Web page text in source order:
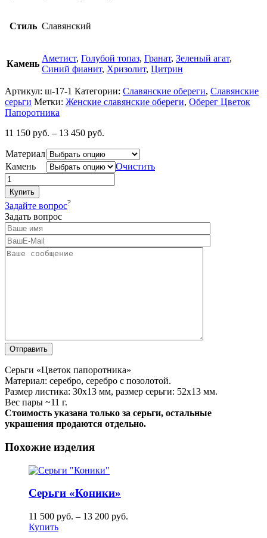
Стиль Славянский
Камень
Аметист, Голубой топаз, Гранат, Зеленый агат,
Синий фианит, Хризолит, Цитрин
Артикул: ш-17-1 Категории: Славянские обереги, Славянские
серьги Метки: Женские славянские обереги, Оберег Цветок
Папоротника
11 150 руб. – 13 450 руб.
Материал
Камень
Очистить
Купить
Задайте вопрос?
Задать вопрос
Серьги «Цветок папоротника»
Материал: серебро, серебро с позолотой.
Размер листика: 30х13 мм, размер серьги: 52х13 мм.
Вес пары ~11 г.
Стоимость указана только за серьги, остальные
украшения продаются отдельно.
Похожие изделия
Серьги «Коники»
11 500 руб. – 13 200 руб.
Купить